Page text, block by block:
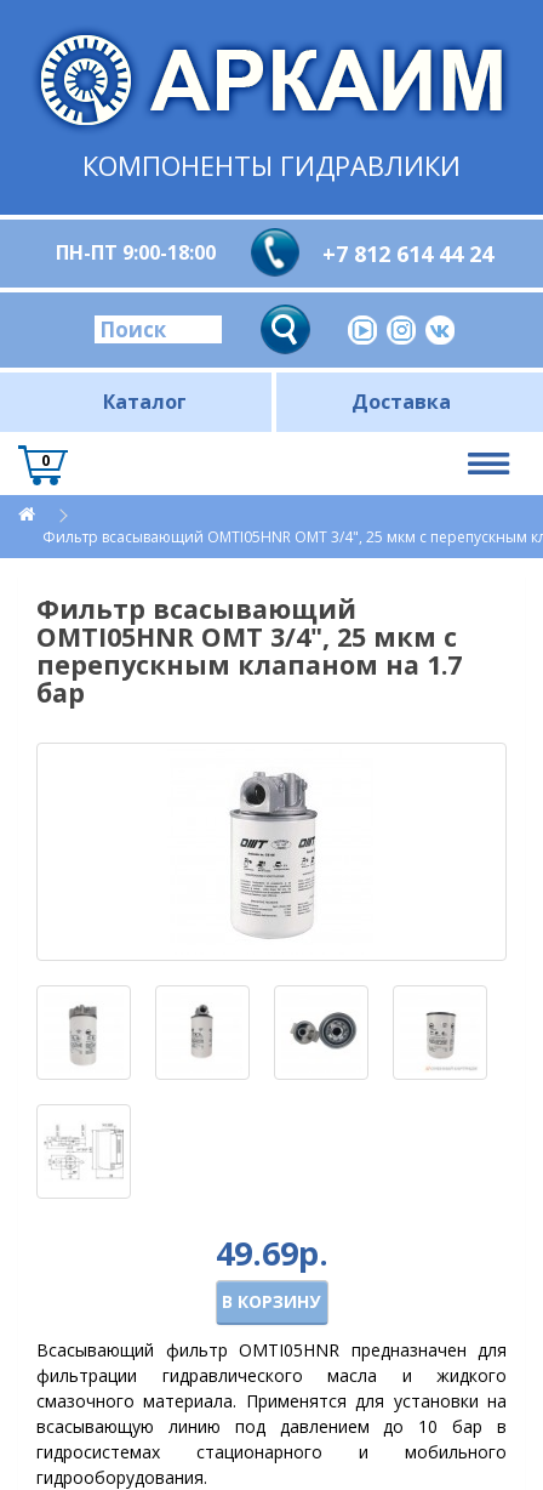
КОМПОНЕНТЫ ГИДРАВЛИКИ
ПН-ПТ 9:00-18:00 +7 812 614 44 24
Каталог Доставка
0
Фильтр всасывающий OMTI05HNR OMT 3/4", 25 мкм c перепускным
Фильтр всасывающий
OMTI05HNR OMT 3/4", 25 мкм c
перепускным клапаном на 1.7
бар
49.69р.
В КОРЗИНУ
Всасывающий фильтр OMTI05HNR предназначен для
фильтрации гидравлического масла и жидкого
смазочного материала. Применятся для установки на
всасывающую линию под давлением до 10 бар в
гидросистемах стационарного и мобильного
гидрооборудования.